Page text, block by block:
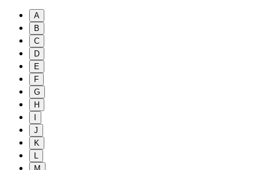
A
B
C
D
E
F
G
H
J
K
L